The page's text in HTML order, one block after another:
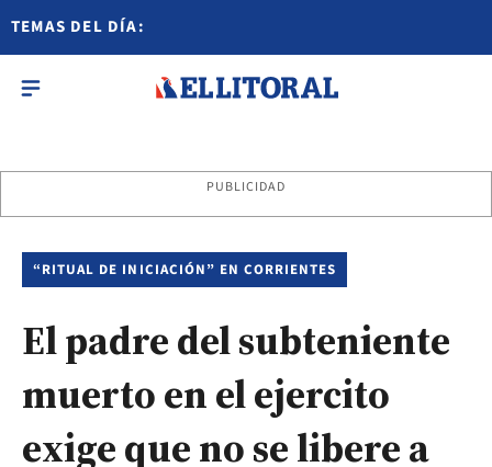
TEMAS DEL DÍA:
PUBLICIDAD
“RITUAL DE INICIACIÓN” EN CORRIENTES
El padre del subteniente
muerto en el ejercito
exige que no se libere a